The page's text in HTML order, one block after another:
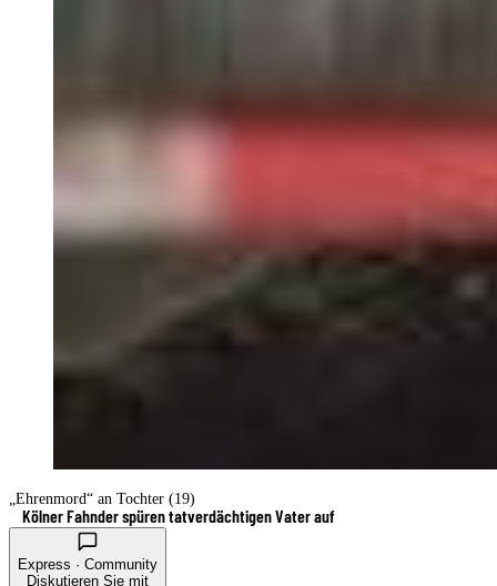
„Ehrenmord“ an Tochter (19)
Kölner Fahnder spüren tatverdächtigen Vater auf
Express · Community
Diskutieren Sie mit